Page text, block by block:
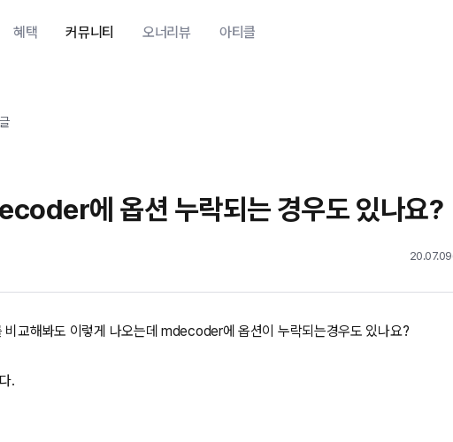
혜택 커뮤니티 오너리뷰 아티클
에 옵션 누락되는 경우도 있나요?
20.07.09
교해봐도 이렇게 나오는데 mdecoder에 옵션이 누락되는경우도 있나요?
.